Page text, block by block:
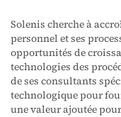
Solenis cherche à
personnel et ses
opportunités de
technologies des
de ses consultants
technologique pour
une valeur ajoutée